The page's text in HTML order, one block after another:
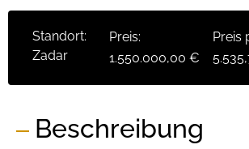
Standort:
Zadar
Preis:
1.550.000,00 €
Preis
Beschreibung